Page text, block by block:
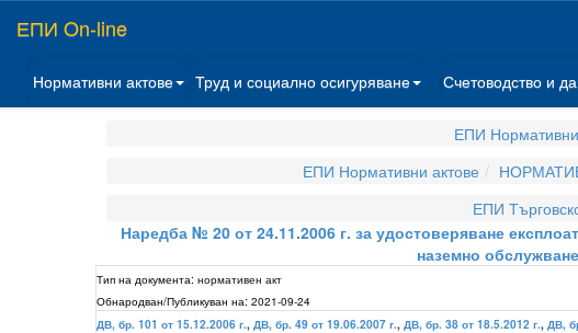
ЕПИ On-line
Нормативни актове Труд и социално осигуряване Счетоводство и
ЕПИ Нормативни
ЕПИ Нормативни актове
ЕПИ
Наредба № 20 от 24.11.2006 г. за удостоверяване
наземно
Тип на документа: нормативен акт
Обнародван/Публикуван на: 2021-09-24
ДВ, бр. 101 от 15.12.2006 г., ДВ, бр. 49 от 19.06.2007 г., ДВ, бр. 38 от 18.5.2012 г., ДВ,